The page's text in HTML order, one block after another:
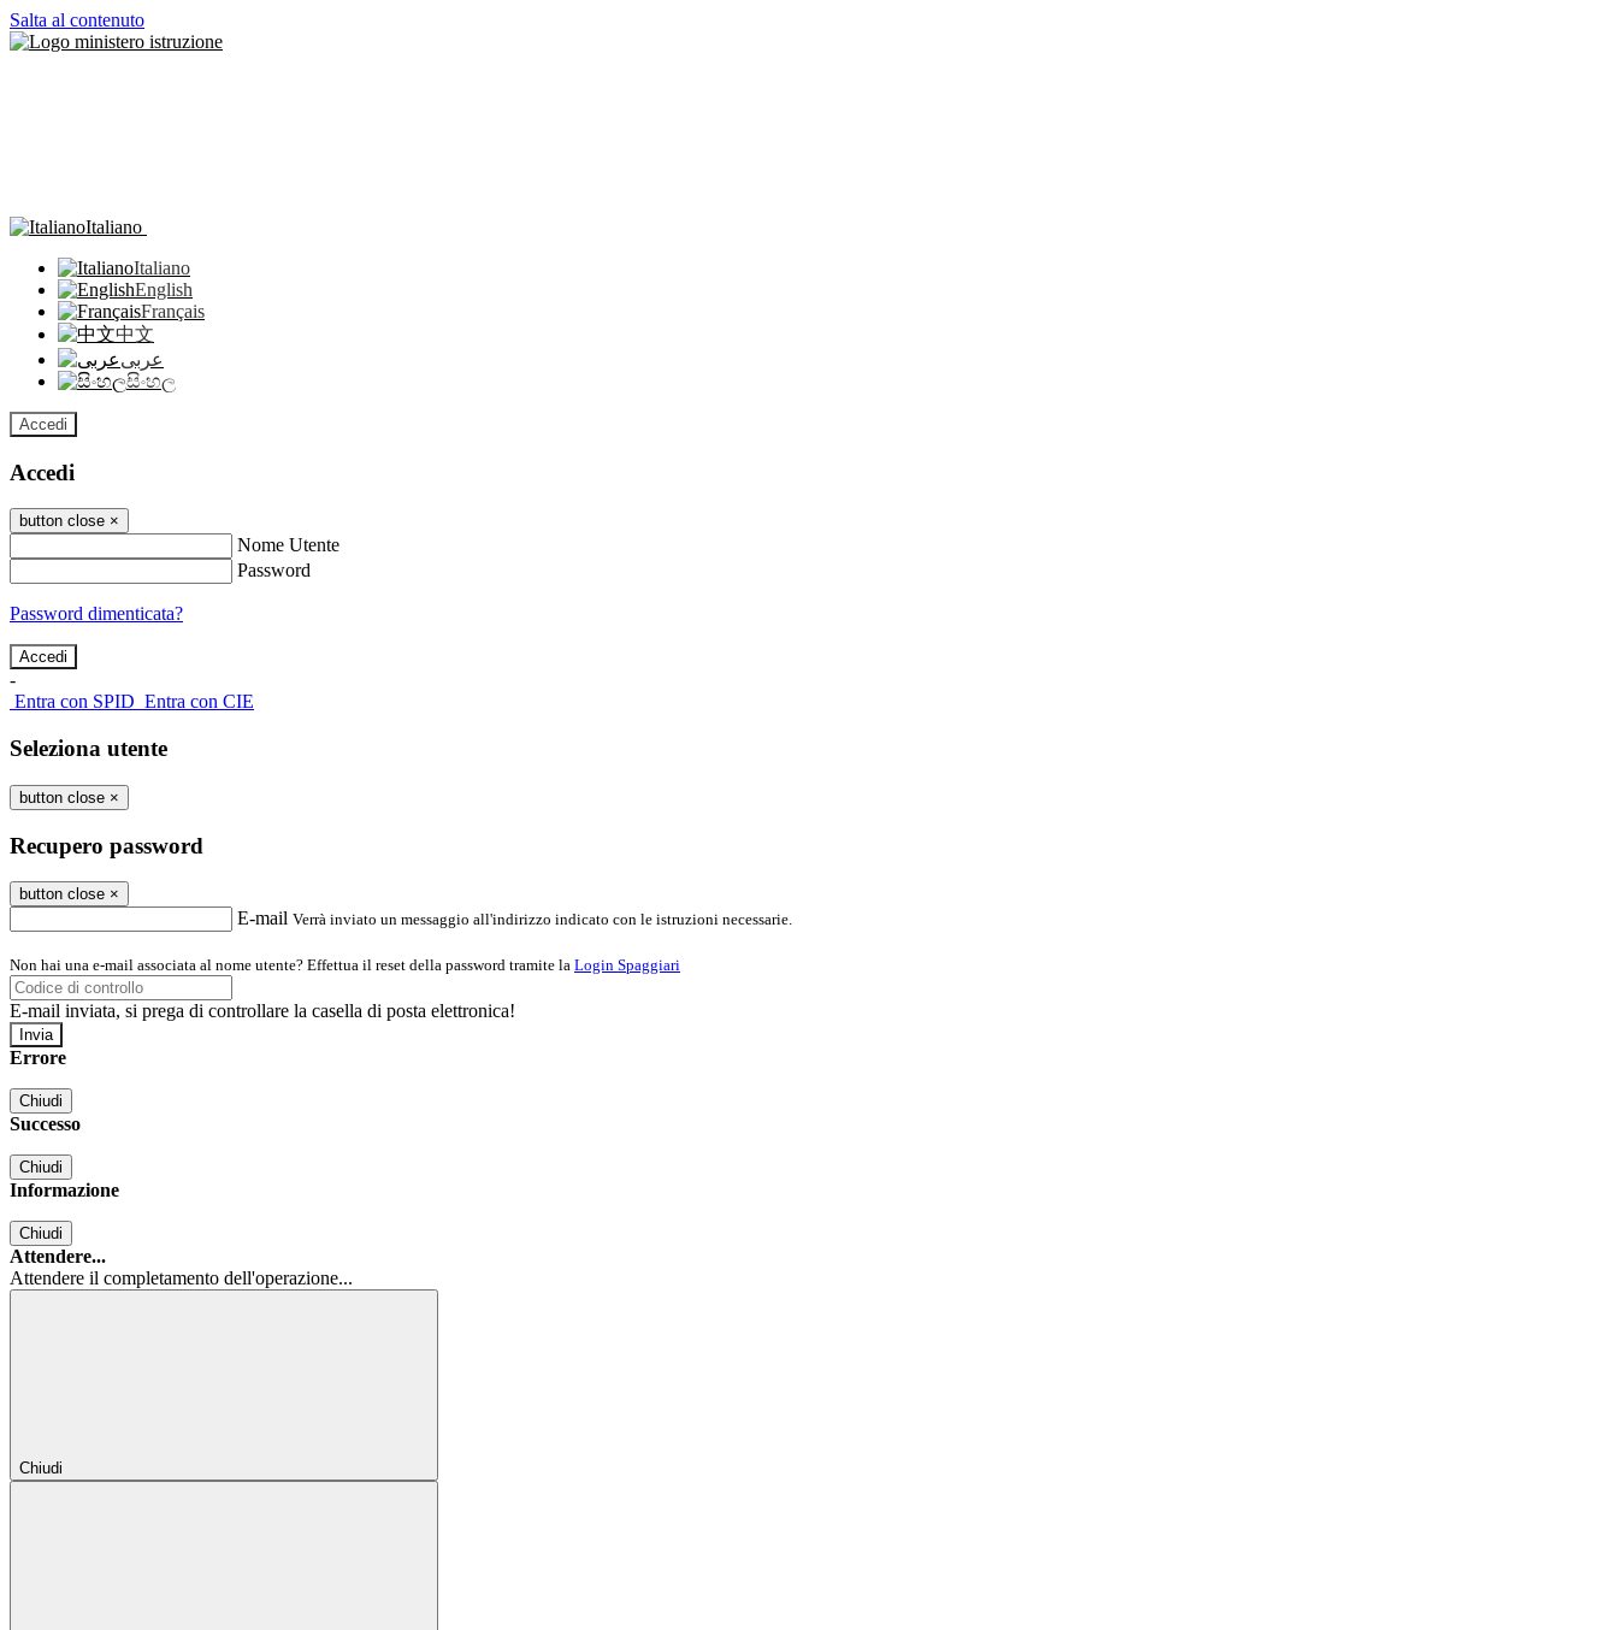
Salta al contenuto
Italiano
Italiano
English
Français
中文
عربى
සිංහල
Accedi
Accedi
button close ×
Nome Utente
Password
Password dimenticata?
-
Entra con SPID Entra con CIE
Seleziona utente
button close ×
Recupero password
button close ×
E-mail Verrà inviato un messaggio all'indirizzo indicato con le istruzioni necessarie.
Non hai una e-mail associata al nome utente? Effettua il reset della password tramite la Login Spaggiari
E-mail inviata, si prega di controllare la casella di posta elettronica!
Errore
Chiudi
Successo
Chiudi
Informazione
Chiudi
Attendere...
Attendere il completamento dell'operazione...
Chiudi